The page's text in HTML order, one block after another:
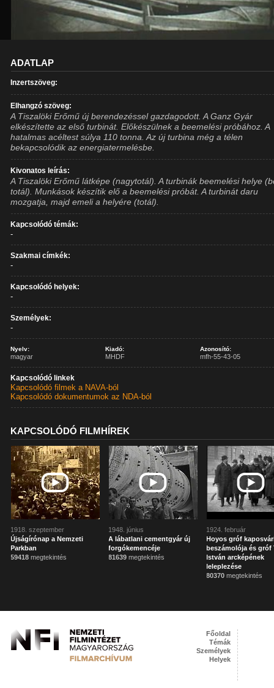
ADATLAP
Inzertszöveg:
Elhangzó szöveg:
A Tiszalöki Erőmű új berendezéssel gazdagodott. A Ganz Gyár
elkészítette az első turbinát. Előkészülnek a beemelési próbához. A
hatalmas acéltest súlya 110 tonna. Az új turbina még a télen
bekapcsolódik az energiatermelésbe.
Kivonatos leírás:
A Tiszalöki Erőmű látképe (nagytotál). A turbinák beemelési helye
totál). Munkások készítik elő a beemelési próbát. A turbinát daru
mozgatja, majd emeli a helyére (totál).
Kapcsolódó témák:
-
Szakmai címkék:
-
Kapcsolódó helyek:
-
Személyek:
-
Nyelv:
magyar
Kiadó:
MHDF
Azonosító:
mfh-55-43-05
Kapcsolódó linkek
Kapcsolódó filmek a NAVA-ból
Kapcsolódó dokumentumok az NDA-ból
KAPCSOLÓDÓ FILMHÍREK
1918. szeptember
Újságírónap a Nemzeti
Parkban
59418 megtekintés
1948. június
A lábatlani cementgyár új
forgókemencéje
81639 megtekintés
1924. február
Hoyos gróf
beszámolója és gróf
István arcképének
leleplezése
80370 megtekintés
Főoldal
Témák
Személyek
Helyek